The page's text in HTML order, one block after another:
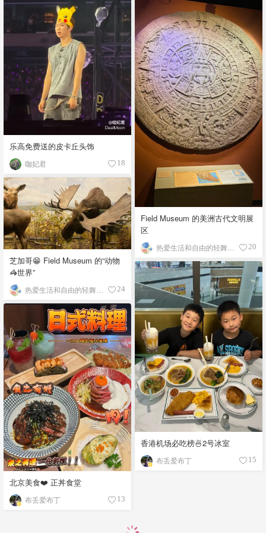
乐高免费送的皮卡丘头饰
咖妃君 18
Field Museum 的美洲古代文明展
区
20
芝加哥😁 Field Museum 的“动物
🦓世界”
24
香港机场必吃榜🍜2号冰室
布丢爱布丁 15
北京美食❤️ 正丼食堂
布丢爱布丁 13